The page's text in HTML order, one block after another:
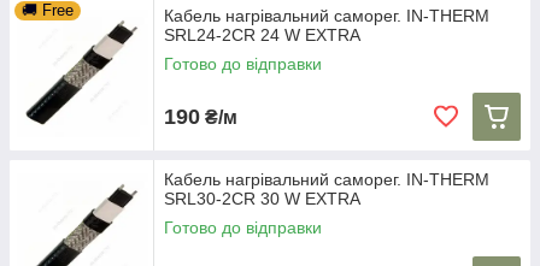
🚚 Free
Кабель нагрівальний саморег. IN-THERM
SRL24-2CR 24 W EXTRA
Готово до відправки
190 ₴/м
Кабель нагрівальний саморег. IN-THERM
SRL30-2CR 30 W EXTRA
Готово до відправки